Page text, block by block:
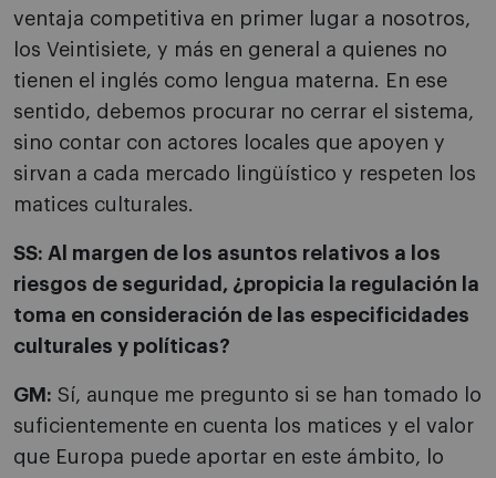
ventaja competitiva en primer lugar a nosotros,
los Veintisiete, y más en general a quienes no
tienen el inglés como lengua materna. En ese
sentido, debemos procurar no cerrar el sistema,
sino contar con actores locales que apoyen y
sirvan a cada mercado lingüístico y respeten los
matices culturales.
SS: Al margen de los asuntos relativos a los
riesgos de seguridad, ¿propicia la regulación la
toma en consideración de las especificidades
culturales y políticas?
GM: Sí, aunque me pregunto si se han tomado lo
suficientemente en cuenta los matices y el valor
que Europa puede aportar en este ámbito, lo